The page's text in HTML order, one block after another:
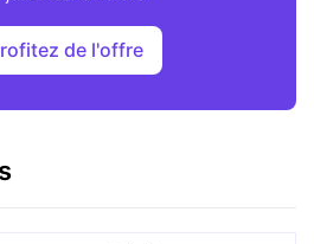
de l'offre